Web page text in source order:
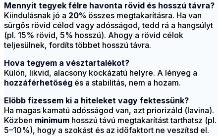
Mennyit tegyek félre havonta rövid és hosszú távra?
Kiindulásnak jó a 20% összes megtakarításra. Ha van
sürgős rövid célod vagy adósságod, tedd rá a hangsúlyt
(pl. 15% rövid, 5% hosszú). Ahogy a rövid célok
teljesülnek, fordíts többet hosszú távra.
Hova tegyem a vésztartalékot?
Külön, likvid, alacsony kockázatú helyre. A lényeg a
hozzáférhetőség és a stabilitás, nem a hozam.
Előbb fizessem ki a hiteleket vagy fektessünk?
Ha magas kamatú adósságod van, azt priorizáld (lavina).
Közben minimum hosszú távú megtakarítást tarthatsz (pl.
5–10%), hogy a szokást és az időfaktort ne veszítsd el.